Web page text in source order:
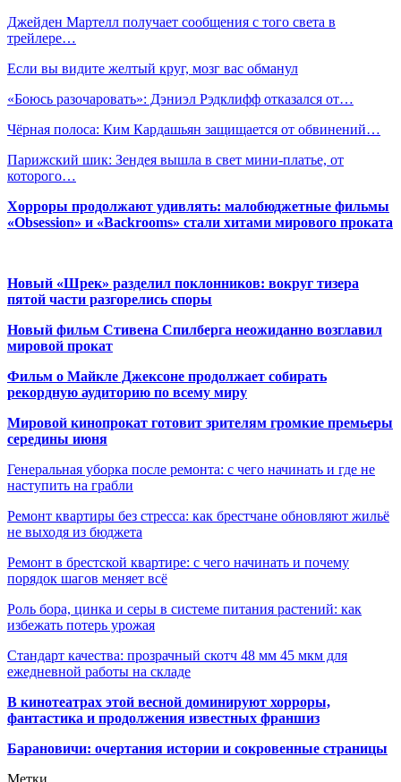
Джейден Мартелл получает сообщения с того света в
трейлере…
Если вы видите желтый круг, мозг вас обманул
«Боюсь разочаровать»: Дэниэл Рэдклифф отказался от…
Чёрная полоса: Ким Кардашьян защищается от обвинений…
Парижский шик: Зендея вышла в свет мини-платье, от
которого…
Хорроры продолжают удивлять: малобюджетные фильмы
«Obsession» и «Backrooms» стали хитами мирового проката
Новый «Шрек» разделил поклонников: вокруг тизера
пятой части разгорелись споры
Новый фильм Стивена Спилберга неожиданно возглавил
мировой прокат
Фильм о Майкле Джексоне продолжает собирать
рекордную аудиторию по всему миру
Мировой кинопрокат готовит зрителям громкие премьеры
середины июня
Генеральная уборка после ремонта: с чего начинать и где не
наступить на грабли
Ремонт квартиры без стресса: как брестчане обновляют жильё
не выходя из бюджета
Ремонт в брестской квартире: с чего начинать и почему
порядок шагов меняет всё
Роль бора, цинка и серы в системе питания растений: как
избежать потерь урожая
Стандарт качества: прозрачный скотч 48 мм 45 мкм для
ежедневной работы на складе
В кинотеатрах этой весной доминируют хорроры,
фантастика и продолжения известных франшиз
Барановичи: очертания истории и сокровенные страницы
Метки